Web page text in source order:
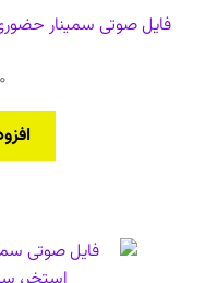
فایل صوتی سمینار